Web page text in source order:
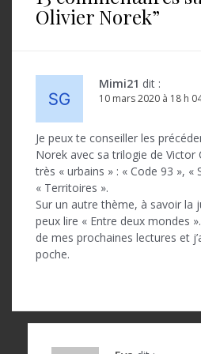
t
Olivier Norek”
Mimi21 dit :
10 mars 2020 à 18 h
Je peux te conseiller les
Norek avec sa trilogie de Victor
très « urbains » : « Code 93 », «
« Territoires ».
Sur un autre thème, à savoir la
peux lire « Entre deux mondes
de mes prochaines lectures et
poche.